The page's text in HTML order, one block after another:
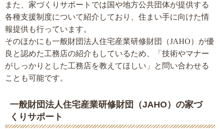
また、家づくりサポートでは国や地方公共団体が提供する
各種支援制度について紹介しており、住まい手に向けた情
報提供も行っています。
そのほかにも一般財団法人住宅産業研修財団（JAHO）が優
良と認めた工務店の紹介もしているため、「技術やマナー
がしっかりとした工務店を教えてほしい」と問い合わせる
ことも可能です。
一般財団法人住宅産業研修財団（JAHO）の家づ
くりサポート